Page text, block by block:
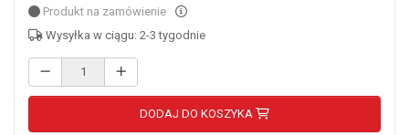
Produkt na zamówienie
Wysyłka w ciągu: 2-3 tygodnie
DODAJ DO KOSZYKA